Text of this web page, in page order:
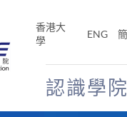
香港大
學
ENG 簡
認識學院